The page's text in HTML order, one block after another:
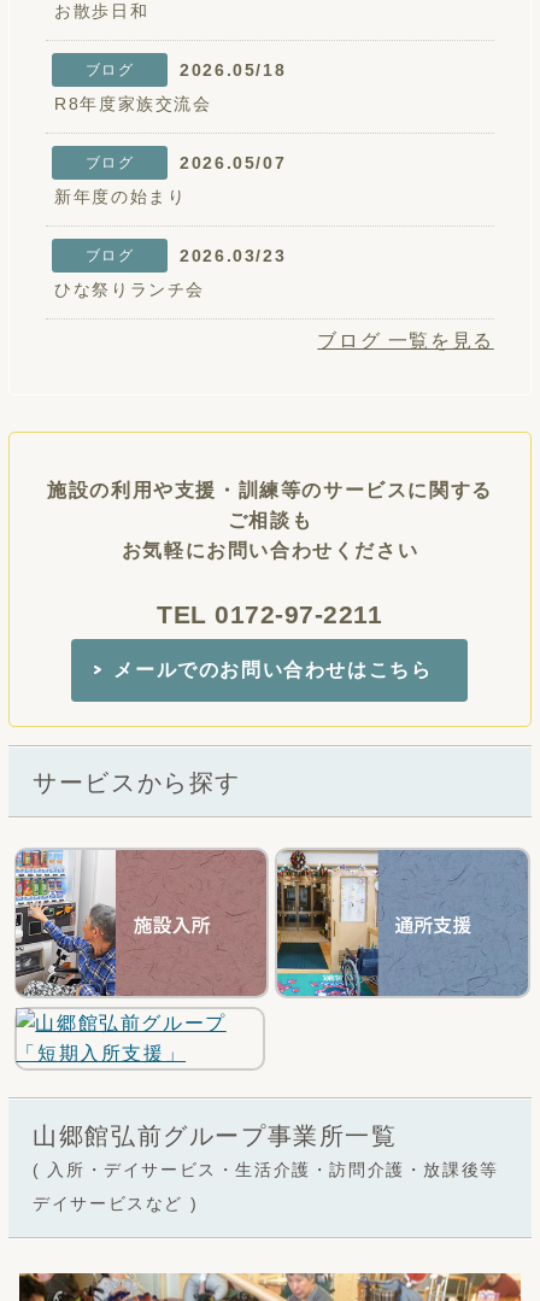
お散歩日和
ブログ
2026.05/18
R8年度家族交流会
ブログ
2026.05/07
新年度の始まり
ブログ
2026.03/23
ひな祭りランチ会
ブログ 一覧を見る
施設の利用や支援・訓練等のサービスに関する
ご相談も
お気軽にお問い合わせください
TEL 0172-97-2211
メールでのお問い合わせはこちら
サービスから探す
山郷館弘前グループ事業所一覧
( 入所・デイサービス・生活介護・訪問介護・放課後等
デイサービスなど )